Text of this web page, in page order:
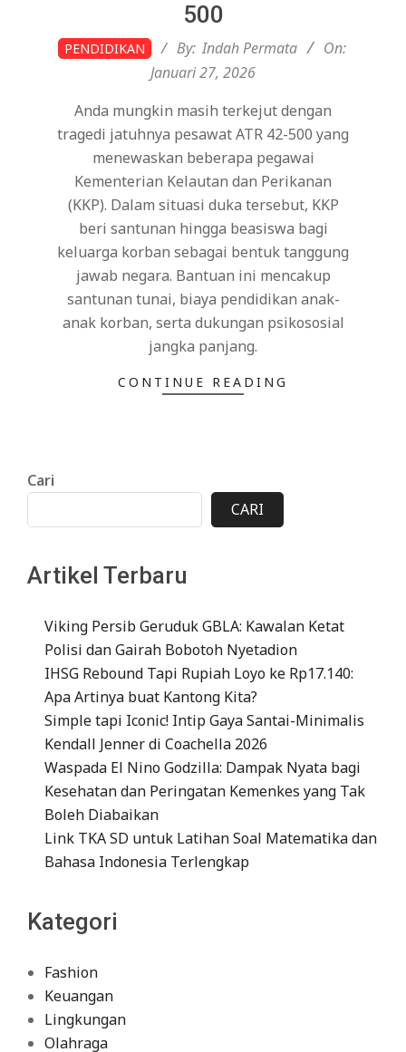
500
2026-
01-
PENDIDIKAN By: Indah Permata
On:
Januari 27, 2026
Anda mungkin masih terkejut dengan
tragedi jatuhnya pesawat ATR 42-500 yang
menewaskan beberapa pegawai
Kementerian Kelautan dan Perikanan
(KKP). Dalam situasi duka tersebut, KKP
beri santunan hingga beasiswa bagi
keluarga korban sebagai bentuk tanggung
jawab negara. Bantuan ini mencakup
santunan tunai, biaya pendidikan anak-
anak korban, serta dukungan psikososial
jangka panjang.
CONTINUE READING
Cari
CARI
Artikel Terbaru
Viking Persib Geruduk GBLA: Kawalan Ketat
Polisi dan Gairah Bobotoh Nyetadion
IHSG Rebound Tapi Rupiah Loyo ke Rp17.140:
Apa Artinya buat Kantong Kita?
Simple tapi Iconic! Intip Gaya Santai-Minimalis
Kendall Jenner di Coachella 2026
Waspada El Nino Godzilla: Dampak Nyata bagi
Kesehatan dan Peringatan Kemenkes yang Tak
Boleh Diabaikan
Link TKA SD untuk Latihan Soal Matematika dan
Bahasa Indonesia Terlengkap
Kategori
Fashion
Keuangan
Lingkungan
Olahraga